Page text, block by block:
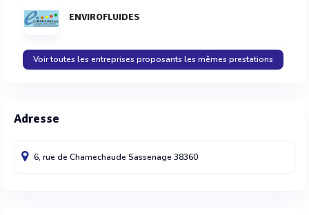
ENVIROFLUIDES
Voir toutes les entreprises proposants les mêmes prestations
Adresse
6, rue de Chamechaude Sassenage 38360